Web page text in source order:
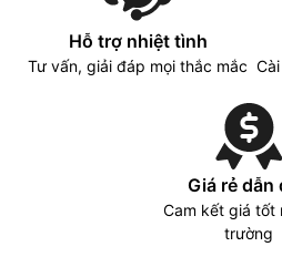
Hỗ trợ nhiệt tình
Tư vấn, giải đáp mọi thắc mắc
Giá rẻ dẫn
Cam kết giá tốt
trường